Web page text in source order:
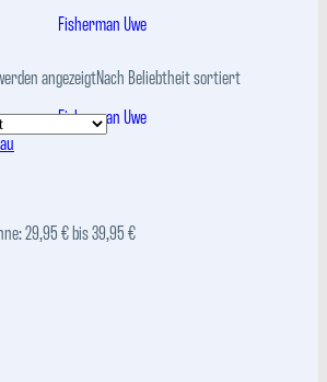
angezeigtNach Beliebtheit sortiert
29,95 € bis 39,95 €